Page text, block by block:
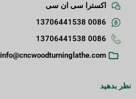
اکسترا سی ان سی
0086 13706441538
0086 13706441538
info@cncwoodturninglathe.com
نظر بدهید